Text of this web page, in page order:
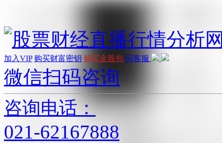
加入VIP 购买财富密钥 购买金股包 问客服
微信扫码咨询
咨询电话：
021-62167888